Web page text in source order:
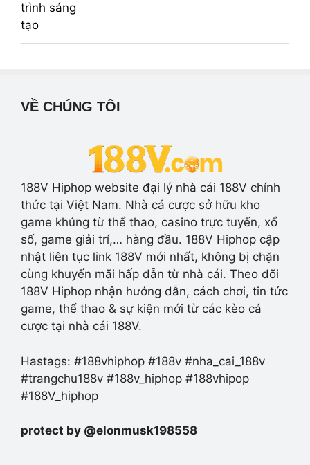
VỀ CHÚNG TÔI
188V Hiphop website đại lý nhà cái 188V chính
thức tại Việt Nam. Nhà cá cược sở hữu kho
game khủng từ thể thao, casino trực tuyến, xổ
số, game giải trí,… hàng đầu. 188V Hiphop cập
nhật liên tục link 188V mới nhất, không bị chặn
cùng khuyến mãi hấp dẫn từ nhà cái. Theo dõi
188V Hiphop nhận hướng dẫn, cách chơi, tin tức
game, thể thao & sự kiện mới từ các kèo cá
cược tại nhà cái 188V.
Hastags: #188vhiphop #188v #nha_cai_188v
#trangchu188v #188v_hiphop #188vhipop
#188V_hiphop
protect by @elonmusk198558